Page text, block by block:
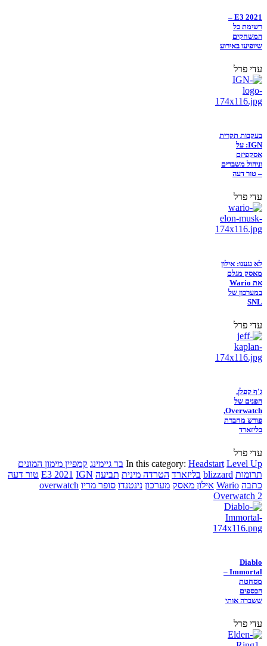
E3 2021 –
רשימת כל
המשחקים
שיופיעו באירוע
עדי פרל
בעקבות תקרית
IGN: על
אסקפיזם
וניהול משברים
– טור דעה
עדי פרל
לא נגענו: אילון
מאסק מגלם
את Wario
במערכון של
SNL
עדי פרל
ג'ף קפלן,
הפנים של
Overwatch,
פורש מחברת
בליזארד
עדי פרל
In this category: Headstart Level Up בר גיימינג קמפיין מימון המונים
תרומות blizzard בליזארד הטרדה מינית תביעה E3 2021 IGN
טור דעה
כתבה Wario אילון מאסק מערכון נינטנדו סופר מריו overwatch
Overwatch 2
Diablo
Immortal –
מסחטת
הכספים
ששברה אותי
עדי פרל